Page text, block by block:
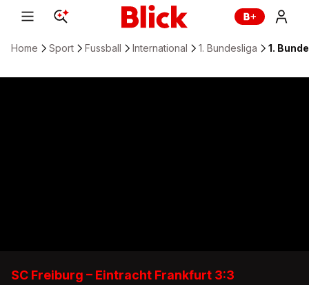
Home Sport Fussball International 1. Bundesliga 1.
SC Freiburg – Eintracht Frankfurt 3:3